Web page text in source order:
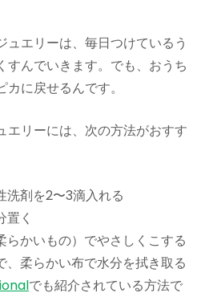
エリーは、毎日つけているう
すんでいきます。でも、おうち
に戻せるんです。
エリーには、次の方法がおすす
洗剤を2〜3滴入れる
く
らかいもの）でやさしくこする
、柔らかい布で水分を拭き取る
でも紹介されている方法で